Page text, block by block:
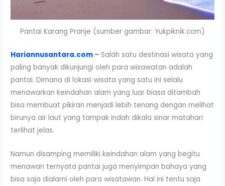
Pantai Karang Pranje (sumber gambar: Yukpiknik.com)
Hariannusantara.com – Salah satu destinasi wisata yang
paling banyak dikunjungi oleh para wisawatan adalah
pantai. Dimana di lokasi wisata yang satu ini selalu
menawarkan keindahan alam yang luar biasa ditambah
bisa membuat pikiran menjadi lebih tenang dengan melihat
birunya air laut yang tampak indah dikala sinar matahari
terlihat jelas.
Namun disamping memiliki keindahan alam yang begitu
menawan ternyata pantai juga menyimpan bahaya yang
bisa saja dialami oleh para wisatawan. Hal ini tentu saja